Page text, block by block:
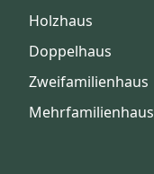
Holzhaus
Doppelhaus
Zweifamilienhaus
Mehrfamilienhaus